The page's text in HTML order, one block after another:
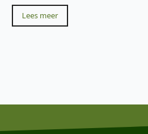
Lees meer